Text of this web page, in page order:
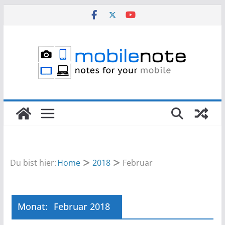
Du bist hier:Home 2018 Februar
Monat: Februar 2018